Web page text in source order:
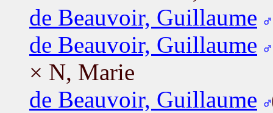
de Beauvoir, Guillaume
de Beauvoir, Guillaume
× N, Marie
de Beauvoir, Guillaume